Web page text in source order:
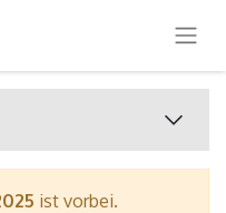
ist vorbei.